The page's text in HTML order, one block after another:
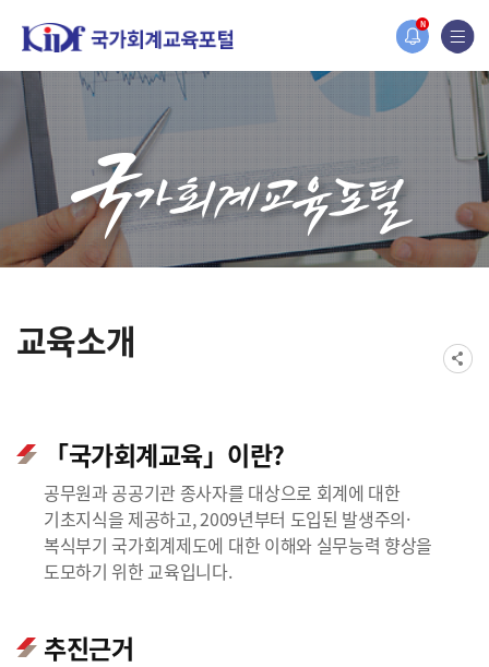
N
교육소개
「국가회계교육」이란?
공무원과 공공기관 종사자를 대상으로 회계에 대한
기초지식을 제공하고, 2009년부터 도입된 발생주의·
복식부기 국가회계제도에 대한 이해와 실무능력 향상을
도모하기 위한 교육입니다.
추진근거